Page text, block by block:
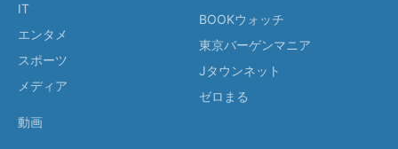
IT
エンタメ
スポーツ
メディア
動画
BOOKウォッチ
東京バーゲンマニア
Jタウンネット
ゼロまる